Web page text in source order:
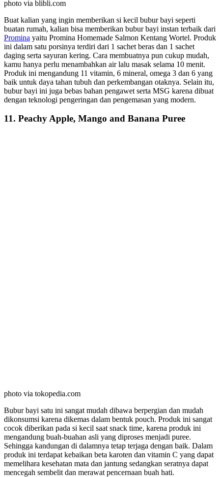
photo via blibli.com
Buat kalian yang ingin memberikan si kecil bubur bayi seperti
buatan rumah, kalian bisa memberikan bubur bayi instan terbaik dari
Promina yaitu Promina Homemade Salmon Kentang Wortel. Produk
ini dalam satu porsinya terdiri dari 1 sachet beras dan 1 sachet
daging serta sayuran kering. Cara membuatnya pun cukup mudah,
kamu hanya perlu menambahkan air lalu masak selama 10 menit.
Produk ini mengandung 11 vitamin, 6 mineral, omega 3 dan 6 yang
baik untuk daya tahan tubuh dan perkembangan otaknya. Selain itu,
bubur bayi ini juga bebas bahan pengawet serta MSG karena dibuat
dengan teknologi pengeringan dan pengemasan yang modern.
11. Peachy Apple, Mango and Banana Puree
photo via tokopedia.com
Bubur bayi satu ini sangat mudah dibawa berpergian dan mudah
dikonsumsi karena dikemas dalam bentuk pouch. Produk ini sangat
cocok diberikan pada si kecil saat snack time, karena produk ini
mengandung buah-buahan asli yang diproses menjadi puree.
Sehingga kandungan di dalamnya tetap terjaga dengan baik. Dalam
produk ini terdapat kebaikan beta karoten dan vitamin C yang dapat
memelihara kesehatan mata dan jantung sedangkan seratnya dapat
mencegah sembelit dan merawat pencernaan buah hati.